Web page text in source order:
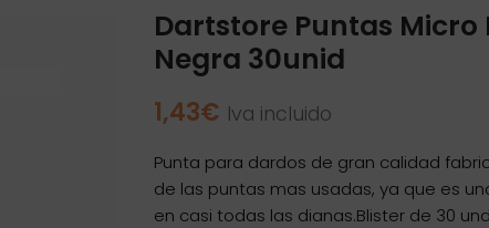
Dartstore Puntas Micro
Negra 30unid
1,43€ Iva incluido
Punta para dardos de gran calidad
de las puntas mas usadas, ya que es
en casi todas las dianas.Blister de 30